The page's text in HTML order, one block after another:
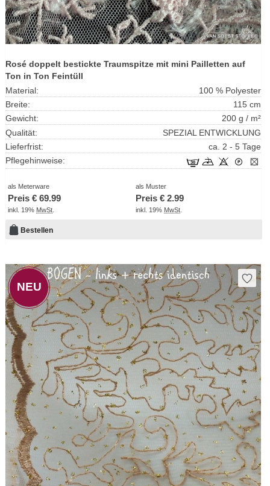
Rosé doppelt bestickte Traumspitze mit mini Pailletten auf
Ton in Ton Feintüll
Material:
100 % Polyester
Breite:
115 cm
Gewicht:
200 g / m²
Qualität:
SPEZIAL ENTWICKLUNG
Lieferfrist:
ca. 2 - 5 Tage
Pflegehinweise:
als Meterware
Preis € 69.99
inkl. 19% MwSt.
als Muster
Preis €2.99
inkl. 19% MwSt.
Bestellen
NEU